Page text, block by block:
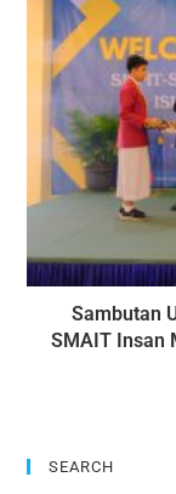
Sambutan
SMAIT Insan
SEARCH